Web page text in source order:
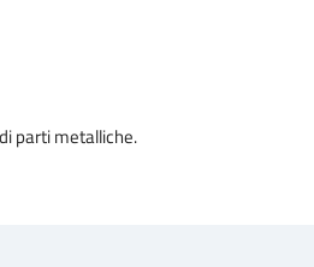
parti metalliche.